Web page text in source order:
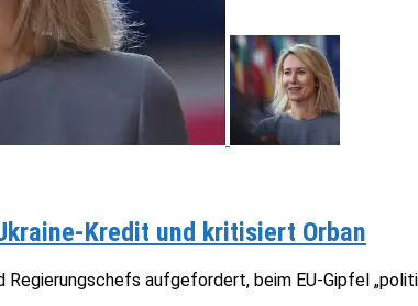
Kredit und kritisiert Orban
aufgefordert, beim EU-Gipfel